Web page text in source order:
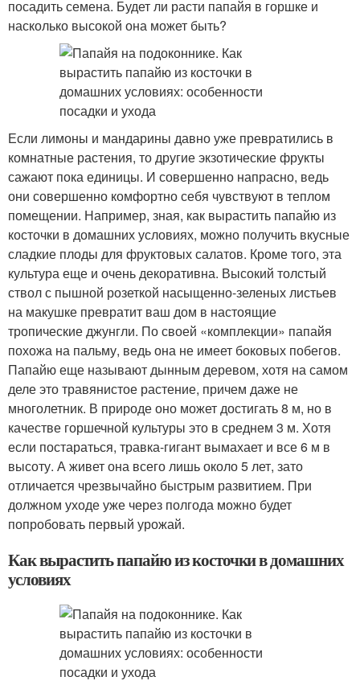
посадить семена. Будет ли расти папайя в горшке и
насколько высокой она может быть?
Если лимоны и мандарины давно уже превратились в
комнатные растения, то другие экзотические фрукты
сажают пока единицы. И совершенно напрасно, ведь
они совершенно комфортно себя чувствуют в теплом
помещении. Например, зная, как вырастить папайю из
косточки в домашних условиях, можно получить вкусные
сладкие плоды для фруктовых салатов. Кроме того, эта
культура еще и очень декоративна. Высокий толстый
ствол с пышной розеткой насыщенно-зеленых листьев
на макушке превратит ваш дом в настоящие
тропические джунгли. По своей «комплекции» папайя
похожа на пальму, ведь она не имеет боковых побегов.
Папайю еще называют дынным деревом, хотя на самом
деле это травянистое растение, причем даже не
многолетник. В природе оно может достигать 8 м, но в
качестве горшечной культуры это в среднем 3 м. Хотя
если постараться, травка-гигант вымахает и все 6 м в
высоту. А живет она всего лишь около 5 лет, зато
отличается чрезвычайно быстрым развитием. При
должном уходе уже через полгода можно будет
попробовать первый урожай.
Как вырастить папайю из косточки в домашних
условиях